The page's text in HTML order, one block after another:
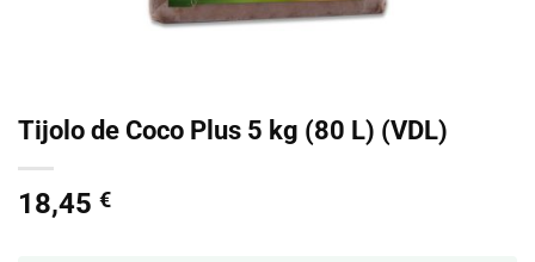
Tijolo de Coco Plus 5 kg (80 L) (VDL)
18,45 €